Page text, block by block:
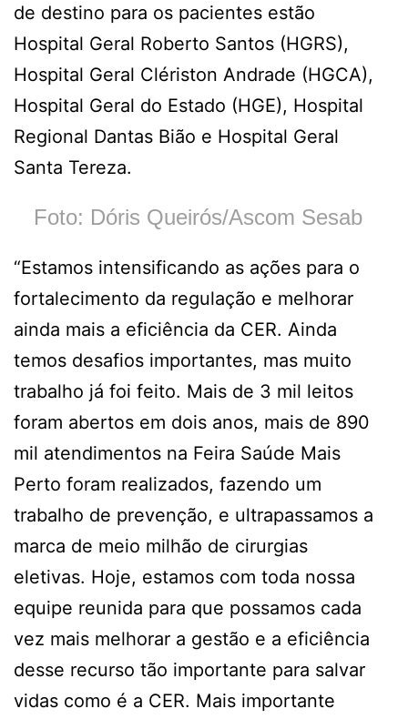
de destino para os pacientes estão
Hospital Geral Roberto Santos (HGRS),
Hospital Geral Clériston Andrade (HGCA),
Hospital Geral do Estado (HGE), Hospital
Regional Dantas Bião e Hospital Geral
Santa Tereza.
Foto: Dóris Queirós/Ascom Sesab
“Estamos intensificando as ações para o
fortalecimento da regulação e melhorar
ainda mais a eficiência da CER. Ainda
temos desafios importantes, mas muito
trabalho já foi feito. Mais de 3 mil leitos
foram abertos em dois anos, mais de 890
mil atendimentos na Feira Saúde Mais
Perto foram realizados, fazendo um
trabalho de prevenção, e ultrapassamos a
marca de meio milhão de cirurgias
eletivas. Hoje, estamos com toda nossa
equipe reunida para que possamos cada
vez mais melhorar a gestão e a eficiência
desse recurso tão importante para salvar
vidas como é a CER. Mais importante